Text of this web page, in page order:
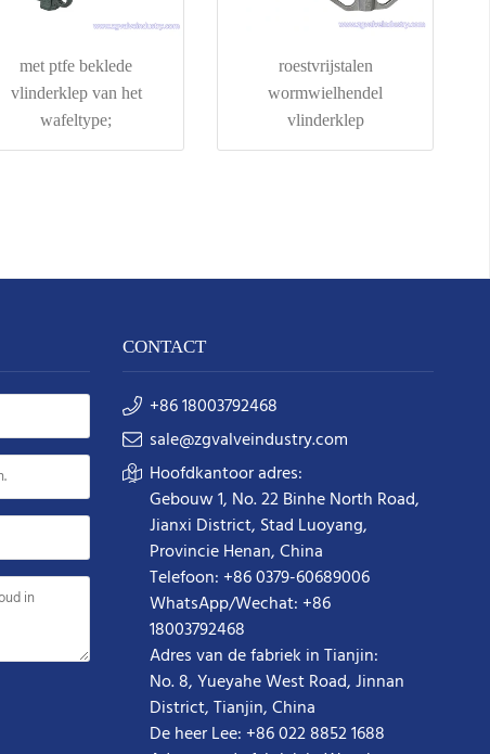
met ptfe beklede
vlinderklep van het
wafeltype;
roestvrijstalen
wormwielhendel
vlinderklep
CONTACT
+86 18003792468
sale@zgvalveindustry.com
Hoofdkantoor adres:
Gebouw 1, No. 22 Binhe North Road,
Jianxi District, Stad Luoyang,
Provincie Henan, China
Telefoon: +86 0379-60689006
WhatsApp/Wechat: +86
18003792468
Adres van de fabriek in Tianjin:
No. 8, Yueyahe West Road, Jinnan
District, Tianjin, China
De heer Lee: +86 022 8852 1688